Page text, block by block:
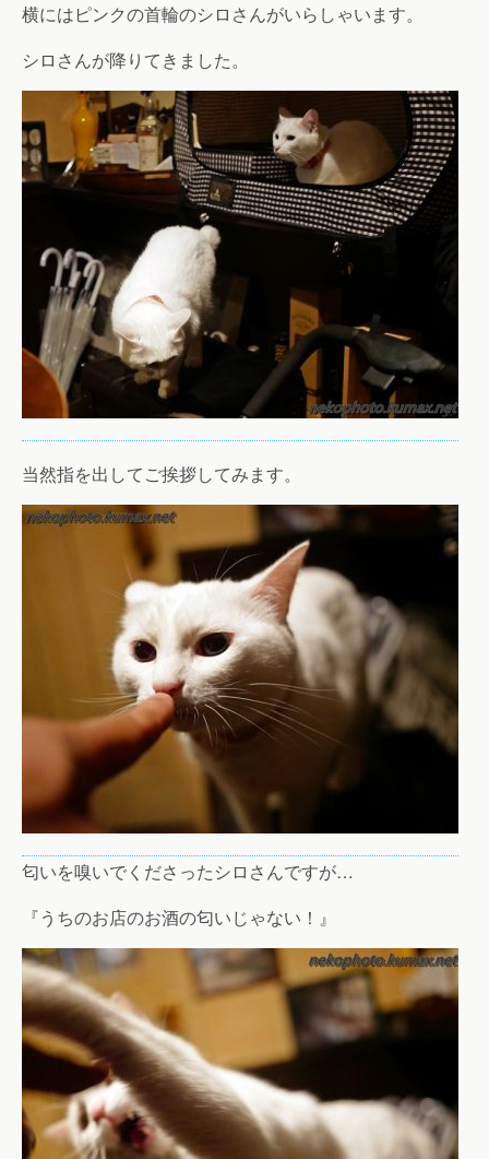
横にはピンクの首輪のシロさんがいらしゃいます。
シロさんが降りてきました。
当然指を出してご挨拶してみます。
匂いを嗅いでくださったシロさんですが…
『うちのお店のお酒の匂いじゃない！』